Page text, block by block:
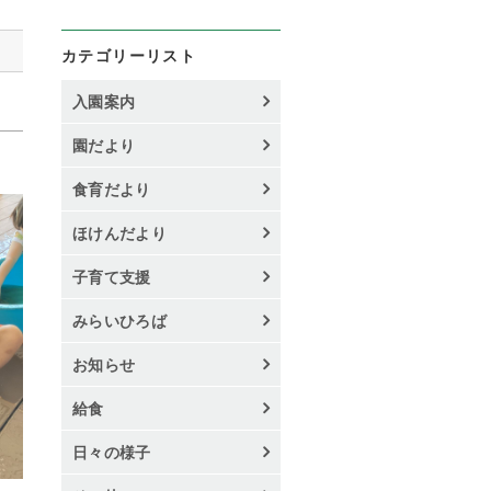
カテゴリーリスト
入園案内
園だより
食育だより
ほけんだより
子育て支援
みらいひろば
お知らせ
給食
日々の様子